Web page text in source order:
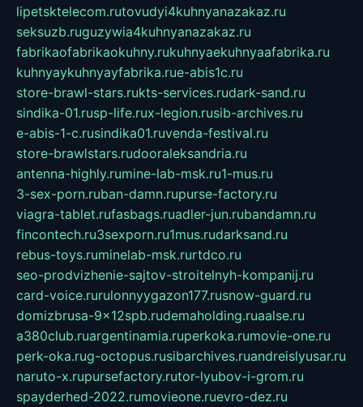
lipetsktelecom.rutovudyi4kuhnyanazakaz.ru
seksuzb.ruguzywia4kuhnyanazakaz.ru
fabrikaofabrikaokuhny.rukuhnyaekuhnyaafabrika.ru
kuhnyaykuhnyayfabrika.rue-abis1c.ru
store-brawl-stars.rukts-services.rudark-sand.ru
sindika-01.rusp-life.rux-legion.rusib-archives.ru
e-abis-1-c.rusindika01.ruvenda-festival.ru
store-brawlstars.rudooraleksandria.ru
antenna-highly.rumine-lab-msk.ru1-mus.ru
3-sex-porn.ruban-damn.rupurse-factory.ru
viagra-tablet.rufasbags.ruadler-jun.rubandamn.ru
fincontech.ru3sexporn.ru1mus.rudarksand.ru
rebus-toys.ruminelab-msk.rurtdco.ru
seo-prodvizhenie-sajtov-stroitelnyh-kompanij.ru
card-voice.rurulonnyygazon177.rusnow-guard.ru
domizbrusa-9x12spb.rudemaholding.ruaalse.ru
a380club.ruargentinamia.ruperkoka.rumovie-one.ru
perk-oka.rug-octopus.rusibarchives.ruandreislyusar.ru
naruto-x.rupursefactory.rutor-lyubov-i-grom.ru
spayderhed-2022.rumovieone.ruevro-dez.ru